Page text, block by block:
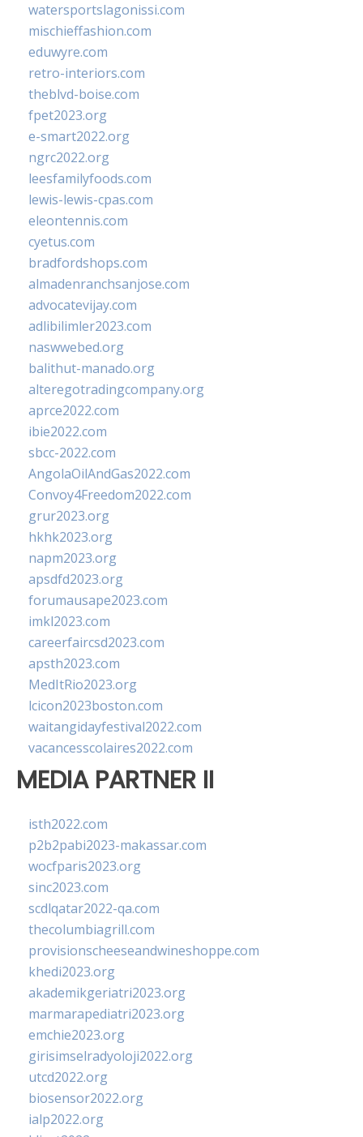
watersportslagonissi.com
mischieffashion.com
eduwyre.com
retro-interiors.com
theblvd-boise.com
fpet2023.org
e-smart2022.org
ngrc2022.org
leesfamilyfoods.com
lewis-lewis-cpas.com
eleontennis.com
cyetus.com
bradfordshops.com
almadenranchsanjose.com
advocatevijay.com
adlibilimler2023.com
naswwebed.org
balithut-manado.org
alteregotradingcompany.org
aprce2022.com
ibie2022.com
sbcc-2022.com
AngolaOilAndGas2022.com
Convoy4Freedom2022.com
grur2023.org
hkhk2023.org
napm2023.org
apsdfd2023.org
forumausape2023.com
imkl2023.com
careerfaircsd2023.com
apsth2023.com
MedItRio2023.org
lcicon2023boston.com
waitangidayfestival2022.com
vacancesscolaires2022.com
MEDIA PARTNER II
isth2022.com
p2b2pabi2023-makassar.com
wocfparis2023.org
sinc2023.com
scdlqatar2022-qa.com
thecolumbiagrill.com
provisionscheeseandwineshoppe.com
khedi2023.org
akademikgeriatri2023.org
marmarapediatri2023.org
emchie2023.org
girisimselradyoloji2022.org
utcd2022.org
biosensor2022.org
ialp2022.org